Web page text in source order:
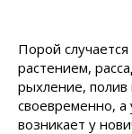
Порой
растением,
рыхление, полив
своевременно,
возникает у